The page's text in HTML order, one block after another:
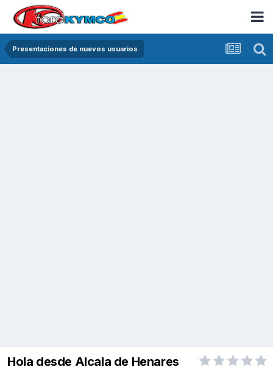
Presentaciones de nuevos usuarios
Hola desde Alcala de Henares